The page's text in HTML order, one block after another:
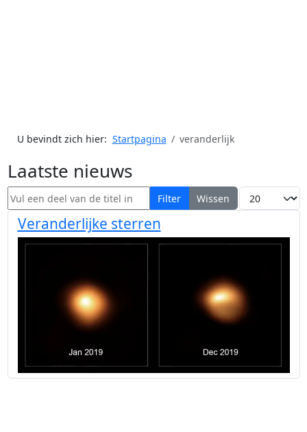
U bevindt zich hier: Startpagina veranderlijk
Laatste nieuws
Vul een deel van de titel in Filter Wissen Toon #
Veranderlijke sterren